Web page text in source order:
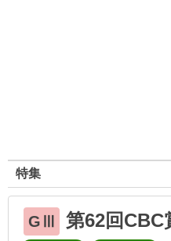
特集
GⅢ 第62回CBC